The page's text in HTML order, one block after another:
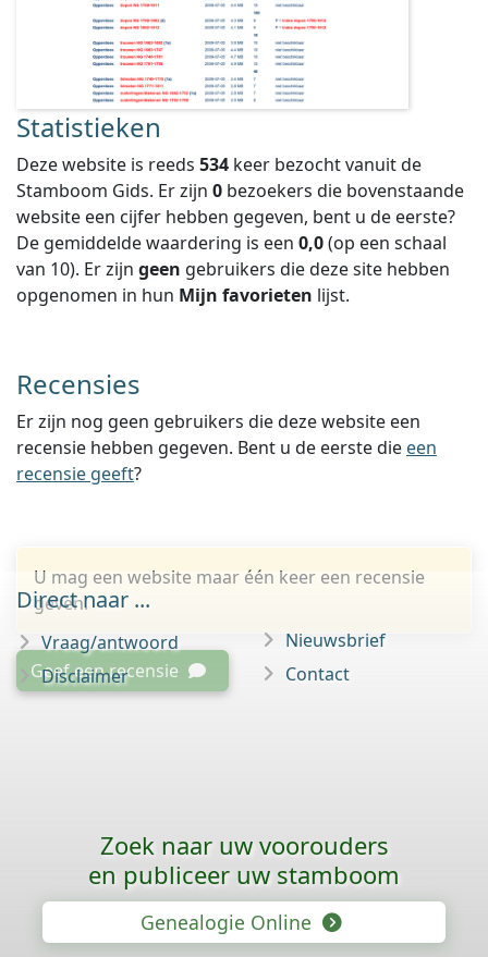
Statistieken
Deze website is reeds 534 keer bezocht vanuit de
Stamboom Gids. Er zijn 0 bezoekers die bovenstaande
website een cijfer hebben gegeven, bent u de eerste?
De gemiddelde waardering is een 0,0(op een schaal
van 10). Er zijn geen gebruikers die deze site hebben
opgenomen in hun Mijn favorieten lijst.
Recensies
Er zijn nog geen gebruikers die deze website een
recensie hebben gegeven. Bent u de eerste die een
recensie geeft?
U mag een website maar één keer een recensie
geven.
Geef een recensie
Direct naar ...
Vraag/antwoord
Disclaimer
Nieuwsbrief
Contact
Zoek naar uw voorouders
en publiceer uw stamboom
Genealogie Online